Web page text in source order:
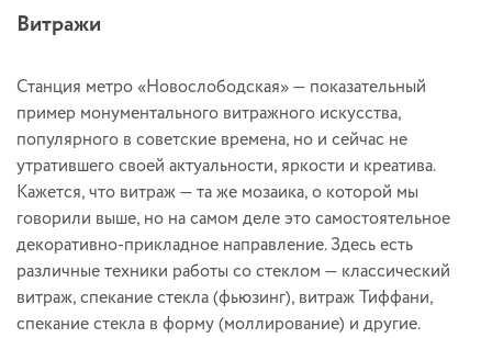
Витражи
Станция метро «Новослободская» — показательный
пример монументального витражного искусства,
популярного в советские времена, но и сейчас не
утратившего своей актуальности, яркости и креатива.
Кажется, что витраж — та же мозаика, о которой мы
говорили выше, но на самом деле это самостоятельное
декоративно-прикладное направление. Здесь есть
различные техники работы со стеклом — классический
витраж, спекание стекла (фьюзинг), витраж Тиффани,
спекание стекла в форму (моллирование) и другие.